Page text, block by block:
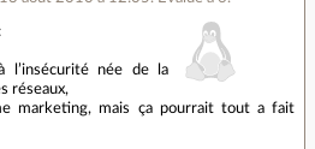
l’insécurité née de la
réseaux,
marketing, mais ça pourrait tout a fait